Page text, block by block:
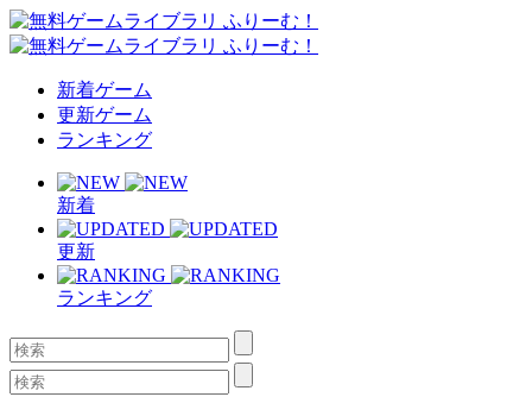
新着ゲーム
更新ゲーム
ランキング
新着
更新
ランキング